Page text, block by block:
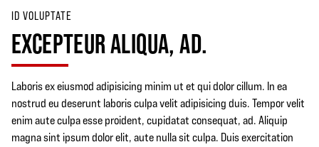
ID VOLUPTATE
EXCEPTEUR ALIQUA, AD.
Laboris ex eiusmod adipisicing minim ut et qui dolor cillum. In ea
nostrud eu deserunt laboris culpa velit adipisicing duis. Tempor velit
enim aute culpa esse proident, cupidatat consequat, ad. Aliquip
magna sint ipsum dolor elit, aute nulla sit culpa. Duis exercitation